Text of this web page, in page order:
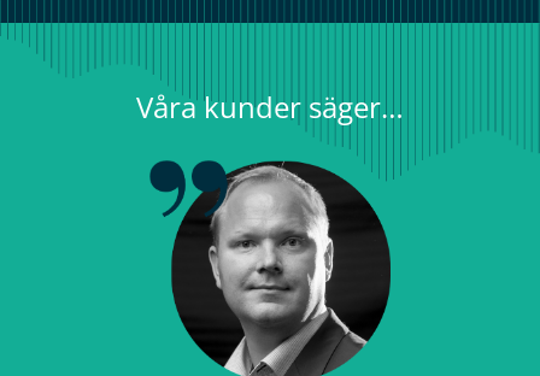
Våra kunder säger…